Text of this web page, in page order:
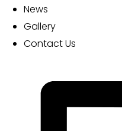
News
Gallery
Contact Us